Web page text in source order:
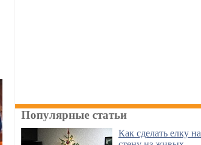
Популярные статьи
Как сделать елку на